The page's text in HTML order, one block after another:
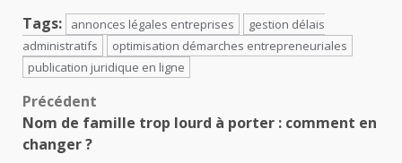
Tags:
annonces légales entreprises
gestion délais
administratifs
optimisation démarches entrepreneuriales
publication juridique en ligne
Navigation
d’article
Précédent
Nom de famille trop lourd à porter : comment en
changer ?